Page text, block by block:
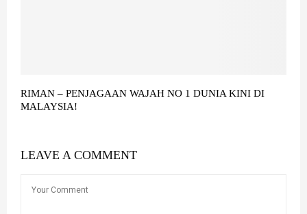
RIMAN – PENJAGAAN WAJAH NO 1 DUNIA KINI DI
MALAYSIA!
LEAVE A COMMENT